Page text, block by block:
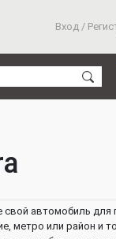
Вход /
свой автомобиль для
метро или район и